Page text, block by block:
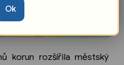
korun rozšířila městský
Ok